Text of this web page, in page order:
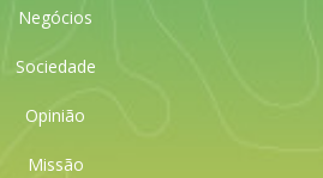
Negócios
Sociedade
Opinião
Missão